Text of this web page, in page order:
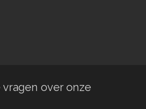
over onze